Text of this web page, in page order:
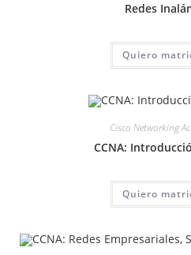
Redes
Quiero
Cisco Networking
CCNA:
Quiero